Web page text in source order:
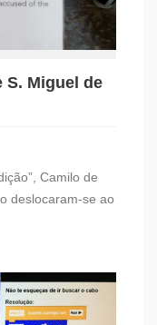
S. Miguel de
Camilo de
deslocaram-se ao